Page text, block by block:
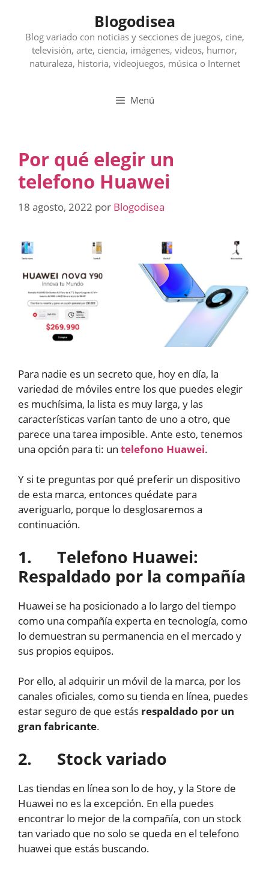
contenido
Blogodisea
Blog variado con noticias y secciones de juegos, cine,
televisión, arte, ciencia, imágenes, videos, humor,
naturaleza, historia, videojuegos, música o Internet
Menú
Por qué elegir un
telefono Huawei
18 agosto, 2022 por Blogodisea
Para nadie es un secreto que, hoy en día, la
variedad de móviles entre los que puedes elegir
es muchísima, la lista es muy larga, y las
características varían tanto de uno a otro, que
parece una tarea imposible. Ante esto, tenemos
una opción para ti: un telefono Huawei.
Y si te preguntas por qué preferir un dispositivo
de esta marca, entonces quédate para
averiguarlo, porque lo desglosaremos a
continuación.
1. Telefono Huawei:
Respaldado por la compañía
Huawei se ha posicionado a lo largo del tiempo
como una compañía experta en tecnología, como
lo demuestran su permanencia en el mercado y
sus propios equipos.
Por ello, al adquirir un móvil de la marca, por los
canales oficiales, como su tienda en línea, puedes
estar seguro de que estás respaldado por un
gran fabricante.
2. Stock variado
Las tiendas en línea son lo de hoy, y la Store de
Huawei no es la excepción. En ella puedes
encontrar lo mejor de la compañía, con un stock
tan variado que no solo se queda en el telefono
huawei que estás buscando.